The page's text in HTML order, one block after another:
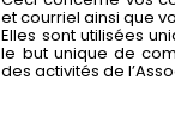
et courriel ainsi que
Elles sont utilisées
le but unique de
des activités de